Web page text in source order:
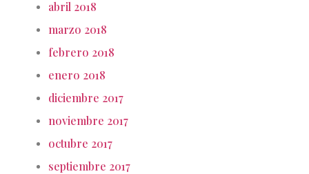
abril 2018
marzo 2018
febrero 2018
enero 2018
diciembre 2017
noviembre 2017
octubre 2017
septiembre 2017